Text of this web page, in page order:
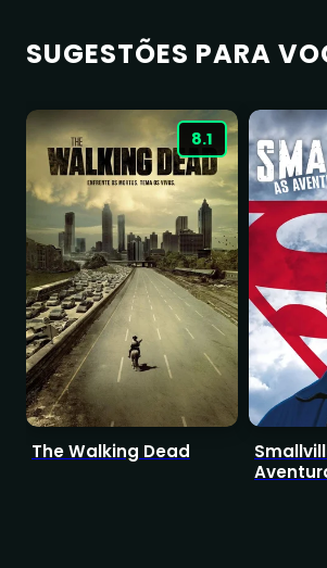
SUGESTÕES PARA
8.1
The Walking Dead